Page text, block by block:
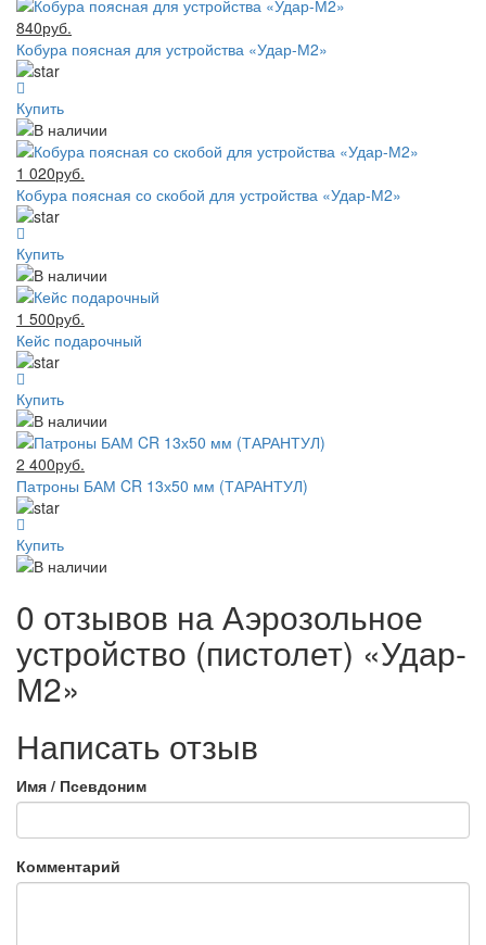
840руб.
Кобура поясная для устройства «Удар-М2»
Купить
1 020руб.
Кобура поясная со скобой для устройства «Удар-М2»
Купить
1 500руб.
Кейс подарочный
Купить
2 400руб.
Патроны БАМ CR 13х50 мм (ТАРАНТУЛ)
Купить
0 отзывов наАэрозольное
устройство (пистолет) «Удар-
М2»
Написать отзыв
Имя / Псевдоним
Комментарий